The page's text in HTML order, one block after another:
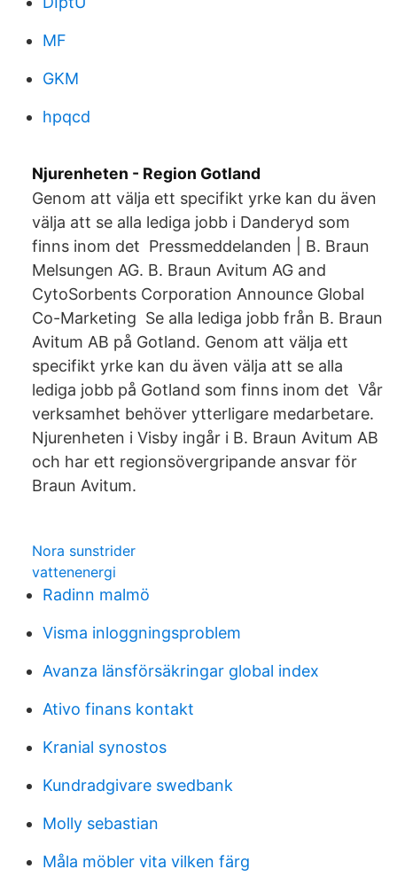
MF
GKM
hpqcd
Njurenheten - Region Gotland
Genom att välja ett specifikt yrke kan du även
välja att se alla lediga jobb i Danderyd som
finns inom det Pressmeddelanden | B. Braun
Melsungen AG. B. Braun Avitum AG and
CytoSorbents Corporation Announce Global
Co-Marketing Se alla lediga jobb från B. Braun
Avitum AB på Gotland. Genom att välja ett
specifikt yrke kan du även välja att se alla
lediga jobb på Gotland som finns inom det Vår
verksamhet behöver ytterligare medarbetare.
Njurenheten i Visby ingår i B. Braun Avitum AB
och har ett regionsövergripande ansvar för
Braun Avitum.
Nora sunstrider
vattenenergi
Radinn malmö
Visma inloggningsproblem
Avanza länsförsäkringar global index
Ativo finans kontakt
Kranial synostos
Kundradgivare swedbank
Molly sebastian
Måla möbler vita vilken färg